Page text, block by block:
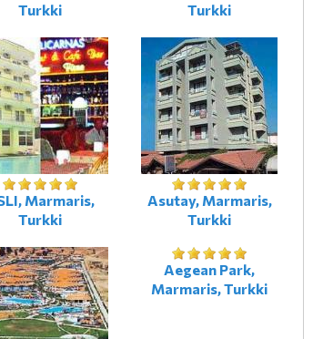
Turkki
Turkki
Marmaris,
Turkki
Asutay, Marmaris,
Turkki
Aegean Park,
Marmaris, Turkki